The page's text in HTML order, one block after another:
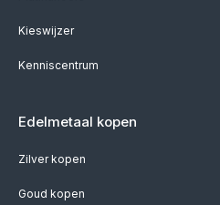
Kieswijzer
Kenniscentrum
Edelmetaal kopen
Zilver kopen
Goud kopen